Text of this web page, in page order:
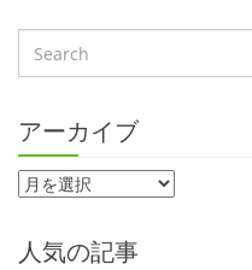
アーカイブ
人気の記事